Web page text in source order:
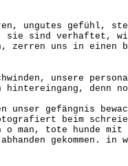
ungutes gefühl,
sind verhaftet,
zerren uns in einen
unsere
denn
gefängnis
beim
tote hunde mit
gekommen. in